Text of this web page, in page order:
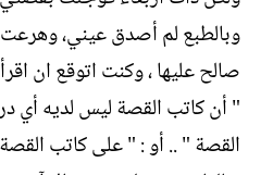
وبالطبع لم أصدق عيني، وهرعت
صالح عليها ، وكنت اتوقع ان
" أن كاتب القصة ليس لديه أي
القصة " .. أو : " على كاتب